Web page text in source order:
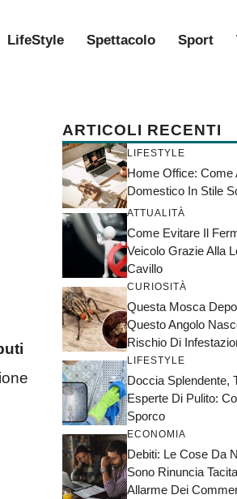
LifeStyle Spettacolo Sport
ARTICOLI RECENTI
LIFESTYLE
Home Office: Come
Domestico In Stile
ATTUALITÀ
Come Evitare Il
Veicolo Grazie Alla
Cavillo
CURIOSITÀ
Questa Mosca
Questo Angolo
Rischio Di
LIFESTYLE
Doccia Splendente,
Esperte Di Pulito:
Sporco
ECONOMIA
Debiti: Le Cose Da
Sono Rinuncia
Allarme Dei